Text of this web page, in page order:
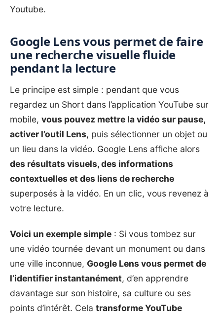
Youtube.
Google Lens vous permet de faire
une recherche visuelle fluide
pendant la lecture
Le principe est simple : pendant que vous
regardez un Short dans l’application YouTube sur
mobile, vous pouvez mettre la vidéo sur pause,
activer l’outil Lens, puis sélectionner un objet ou
un lieu dans la vidéo. Google Lens affiche alors
des résultats visuels, des informations
contextuelles et des liens de recherche
superposés à la vidéo. En un clic, vous revenez à
votre lecture.
Voici un exemple simple : Si vous tombez sur
une vidéo tournée devant un monument ou dans
une ville inconnue, Google Lens vous permet de
l’identifier instantanément, d’en apprendre
davantage sur son histoire, sa culture ou ses
points d’intérêt. Cela transforme YouTube